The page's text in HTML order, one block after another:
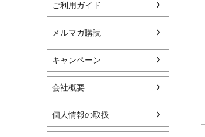
ご利用ガイド
メルマガ購読
キャンペーン
会社概要
個人情報の取扱